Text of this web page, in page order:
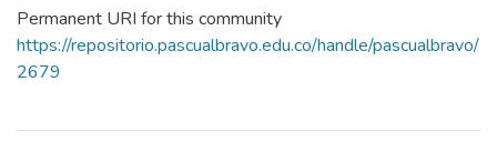
Permanent URI for this community
https://repositorio.pascualbravo.edu.co/handle/pascualbravo/
2679